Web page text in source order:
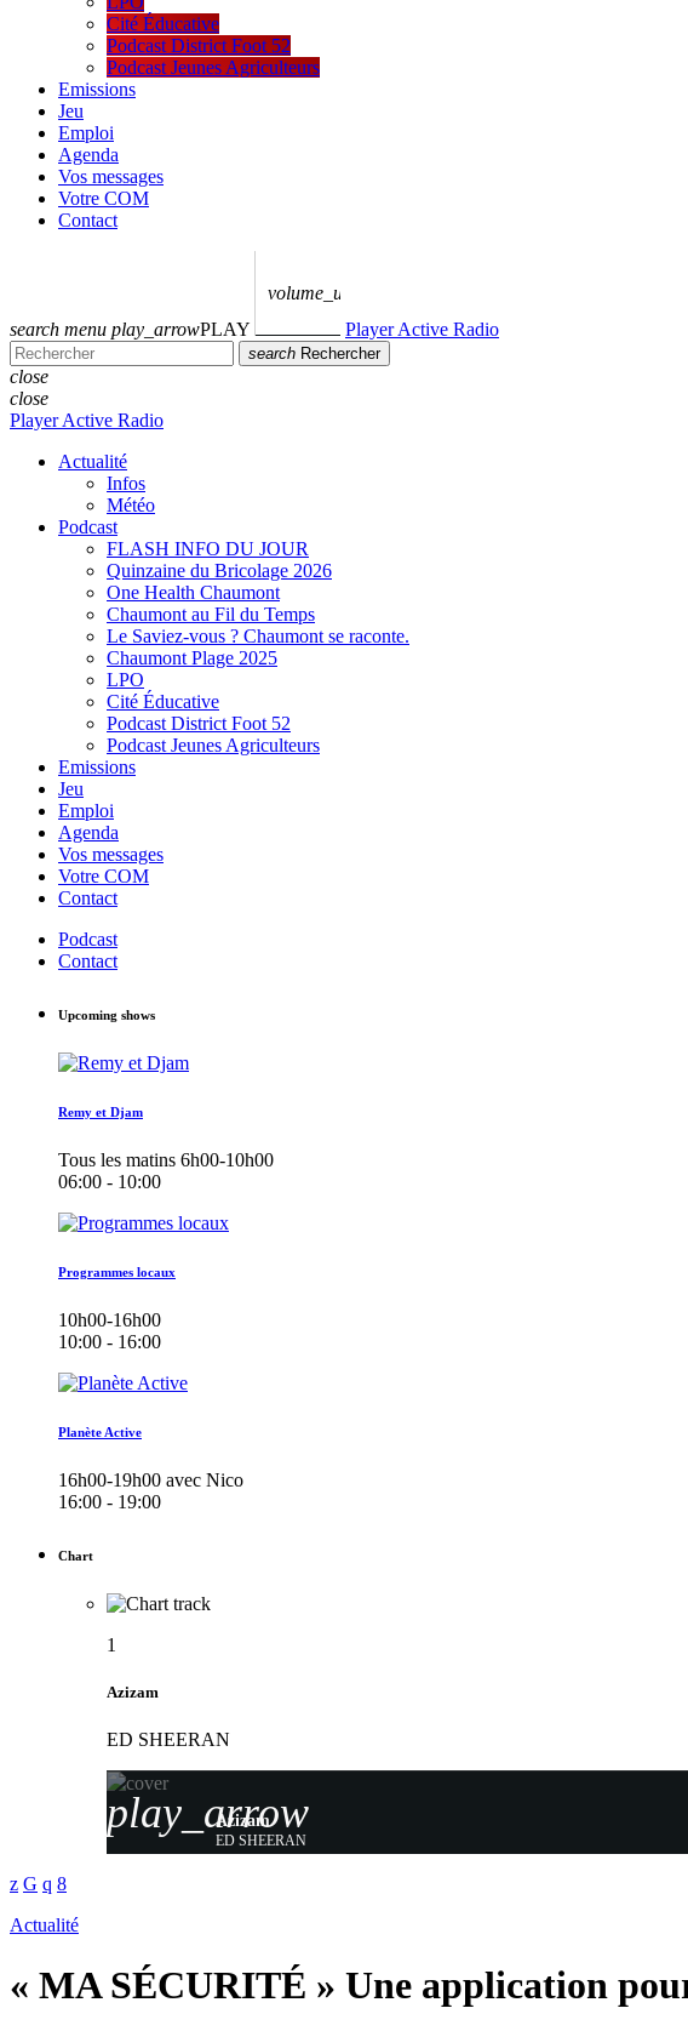
Cité Éducative
Podcast District Foot 52
Podcast Jeunes Agriculteurs
Emissions
Jeu
Emploi
Agenda
Vos messages
Votre COM
Contact
search menu play_arrowPLAY
volume_up
Player Active Radio
search Rechercher
close
close
Player Active Radio
Actualité
Infos
Météo
Podcast
FLASH INFO DU JOUR
Quinzaine du Bricolage 2026
One Health Chaumont
Chaumont au Fil du Temps
Le Saviez-vous ? Chaumont se raconte.
Chaumont Plage 2025
LPO
Cité Éducative
Podcast District Foot 52
Podcast Jeunes Agriculteurs
Emissions
Jeu
Emploi
Agenda
Vos messages
Votre COM
Contact
Podcast
Contact
Upcoming shows
Remy et Djam
Tous les matins 6h00-10h00
06:00 - 10:00
Programmes locaux
10h00-16h00
10:00 - 16:00
Planète Active
16h00-19h00 avec Nico
16:00 - 19:00
Chart
1
Azizam
ED SHEERAN
play_arrow
Azizam
ED SHEERAN
Actualité
« MA SÉCURITÉ » Une application